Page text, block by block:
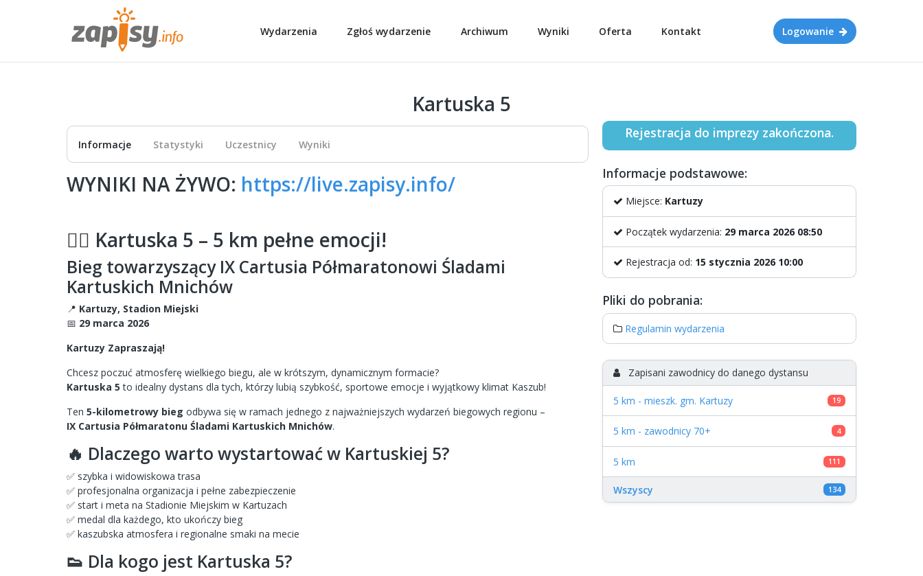
Wydarzenia Zgłoś wydarzenie Archiwum Wyniki Oferta Kontakt Logowanie
Kartuska 5
Informacje Statystyki Uczestnicy Wyniki
WYNIKI NA ŻYWO: https://live.zapisy.info/
🏃‍♂️ Kartuska 5 – 5 km pełne emocji!
Bieg towarzyszący IX Cartusia Półmaratonowi Śladami
Kartuskich Mnichów
📍 Kartuzy, Stadion Miejski
📅 29 marca 2026
Kartuzy Zapraszają!
Chcesz poczuć atmosferę wielkiego biegu, ale w krótszym, dynamicznym formacie?
Kartuska 5 to idealny dystans dla tych, którzy lubią szybkość, sportowe emocje i wyjątkowy klimat Kaszub!
Ten 5-kilometrowy bieg odbywa się w ramach jednego z najważniejszych wydarzeń biegowych regionu –
IX Cartusia Półmaratonu Śladami Kartuskich Mnichów.
🔥 Dlaczego warto wystartować w Kartuskiej 5?
✅ szybka i widowiskowa trasa
✅ profesjonalna organizacja i pełne zabezpieczenie
✅ start i meta na Stadionie Miejskim w Kartuzach
✅ medal dla każdego, kto ukończy bieg
✅ kaszubska atmosfera i regionalne smaki na mecie
👟 Dla kogo jest Kartuska 5?
Rejestracja do imprezy zakończona.
Informacje podstawowe:
Miejsce: Kartuzy
Początek wydarzenia: 29 marca 2026 08:50
Rejestracja od: 15 stycznia 2026 10:00
Pliki do pobrania:
Regulamin wydarzenia
Zapisani zawodnicy do danego dystansu
5 km - mieszk. gm. Kartuzy 19
5 km - zawodnicy 70+ 4
5 km 111
Wszyscy 134